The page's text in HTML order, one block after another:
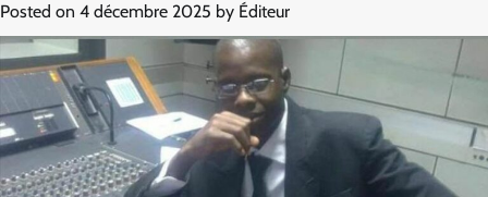
Posted on 4 décembre 2025 by Éditeur